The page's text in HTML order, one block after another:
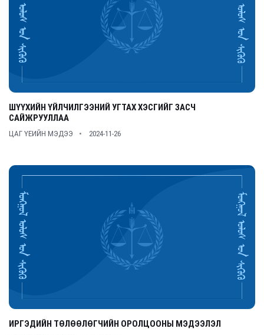
ШҮҮХИЙН ҮЙЛЧИЛГЭЭНИЙ УГТАХ ХЭСГИЙГ ЗАСЧ
САЙЖРУУЛЛАА
ЦАГ ҮЕИЙН МЭДЭЭ 2024-11-26
ИРГЭДИЙН ТӨЛӨӨЛӨГЧИЙН ОРОЛЦООНЫ МЭДЭЭЛЭЛ